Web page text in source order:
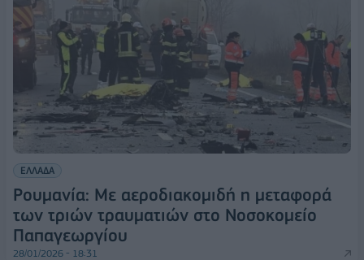
ΕΛΛΑΔΑ
Ρουμανία: Με αεροδιακομιδή η μεταφορά
των τριών τραυματιών στο Νοσοκομείο
Παπαγεωργίου
28/01/2026 - 18:31